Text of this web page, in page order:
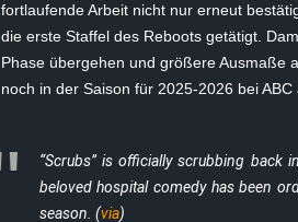
s
g
z
fortlaufende Arbeit nicht nur erneut
die erste Staffel des Reboots getätigt.
Phase übergehen und größere Ausmaße
noch in der Saison für 2025-2026 bei ABC
“Scrubs” is officially scrubbing back
beloved hospital comedy has been
season. (via)